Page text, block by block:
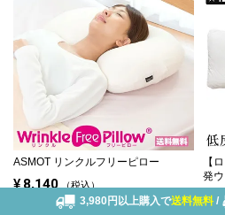
ASMOT リンクルフリーピロー
¥8,140 税込
【
発
¥
3,980円以上購入で送料無料 /